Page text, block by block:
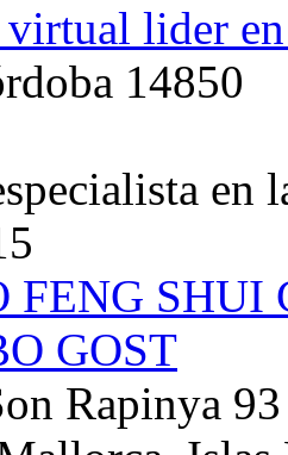
virtual lider
14850
en
FENG
GOST
Rapinya 93